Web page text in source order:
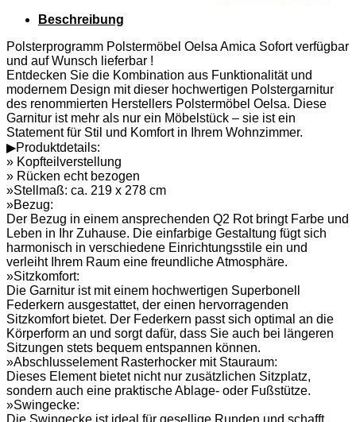
Beschreibung
Polsterprogramm Polstermöbel Oelsa Amica Sofort verfügbar
und auf Wunsch lieferbar !
Entdecken Sie die Kombination aus Funktionalität und
modernem Design mit dieser hochwertigen Polstergarnitur
des renommierten Herstellers Polstermöbel Oelsa. Diese
Garnitur ist mehr als nur ein Möbelstück – sie ist ein
Statement für Stil und Komfort in Ihrem Wohnzimmer.
▶Produktdetails:
» Kopfteilverstellung
» Rücken echt bezogen
»Stellmaß: ca. 219 x 278 cm
»Bezug:
Der Bezug in einem ansprechenden Q2 Rot bringt Farbe und
Leben in Ihr Zuhause. Die einfarbige Gestaltung fügt sich
harmonisch in verschiedene Einrichtungsstile ein und
verleiht Ihrem Raum eine freundliche Atmosphäre.
»Sitzkomfort:
Die Garnitur ist mit einem hochwertigen Superbonell
Federkern ausgestattet, der einen hervorragenden
Sitzkomfort bietet. Der Federkern passt sich optimal an die
Körperform an und sorgt dafür, dass Sie auch bei längeren
Sitzungen stets bequem entspannen können.
»Abschlusselement Rasterhocker mit Stauraum:
Dieses Element bietet nicht nur zusätzlichen Sitzplatz,
sondern auch eine praktische Ablage- oder Fußstütze.
»Swingecke:
Die Swingecke ist ideal für gesellige Runden und schafft